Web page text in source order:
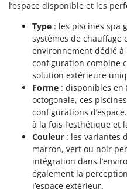
Oriental Koshin
Outdoorchef
Palazzetti
Palumbo Pavi
Partisani
Paterlini
Philips
Pramac
Prismafood
l’espace disponible et les
Type : les piscines spa
systèmes de chauffage
environnement dédié
configuration combine
solution extérieure
Forme : disponibles en
octogonale, ces
configurations
à la fois l’esthétique et
Couleur : les variantes
marron, vert ou noir
intégration dans
également la
l’espace extérieur.